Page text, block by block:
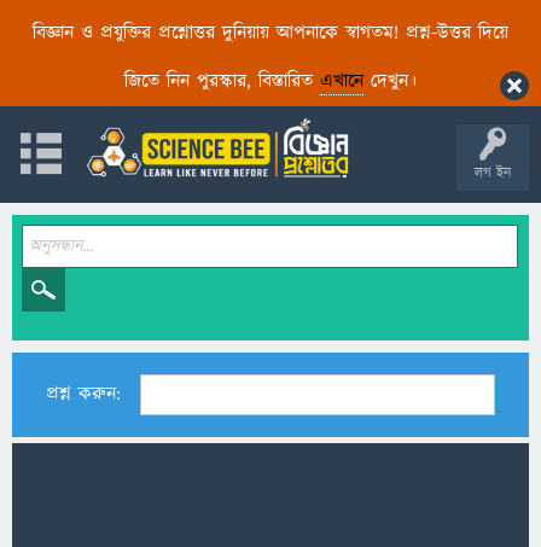
বিজ্ঞান ও প্রযুক্তির প্রশ্নোত্তর দুনিয়ায় আপনাকে স্বাগতম! প্রশ্ন-উত্তর দিয়ে
জিতে নিন পুরস্কার, বিস্তারিত এখানেদেখুন।
লগ ইন
প্রশ্ন করুন: